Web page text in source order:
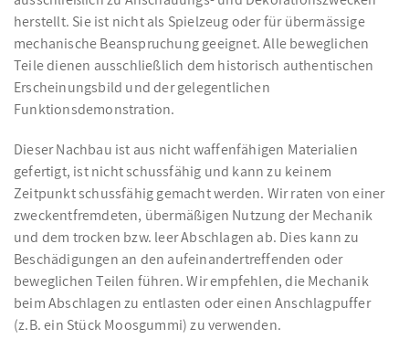
herstellt. Sie ist nicht als Spielzeug oder für übermässige
mechanische Beanspruchung geeignet. Alle beweglichen
Teile dienen ausschließlich dem historisch authentischen
Erscheinungsbild und der gelegentlichen
Funktionsdemonstration.
Dieser Nachbau ist aus nicht waffenfähigen Materialien
gefertigt, ist nicht schussfähig und kann zu keinem
Zeitpunkt schussfähig gemacht werden. Wir raten von einer
zweckentfremdeten, übermäßigen Nutzung der Mechanik
und dem trocken bzw. leer Abschlagen ab. Dies kann zu
Beschädigungen an den aufeinandertreffenden oder
beweglichen Teilen führen. Wir empfehlen, die Mechanik
beim Abschlagen zu entlasten oder einen Anschlagpuffer
(z.B. ein Stück Moosgummi) zu verwenden.